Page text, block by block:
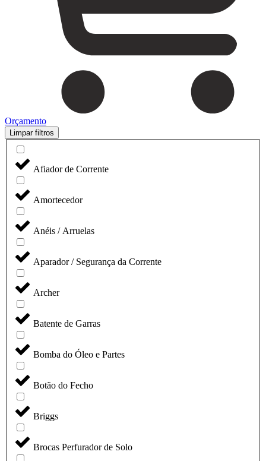
Orçamento
Limpar filtros
Afiador de Corrente
Amortecedor
Anéis / Arruelas
Aparador / Segurança da Corrente
Archer
Batente de Garras
Bomba do Óleo e Partes
Botão do Fecho
Briggs
Brocas Perfurador de Solo